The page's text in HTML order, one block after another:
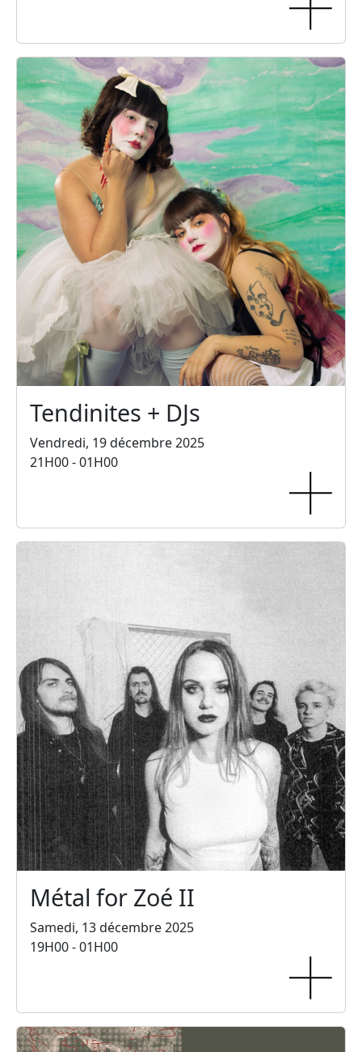
Tendinites + DJs
Vendredi, 19 décembre 2025
21H00 - 01H00
Métal for Zoé II
Samedi, 13 décembre 2025
19H00 - 01H00